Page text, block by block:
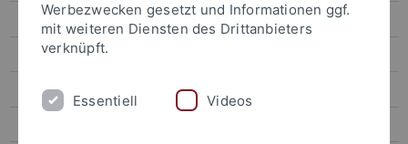
Mitglieder
LEAD-Mitglied werden
Gleichstellung
Werbezwecken gesetzt und Informationen ggf.
mit weiteren Diensten des Drittanbieters
verknüpft.
Essentiell Videos